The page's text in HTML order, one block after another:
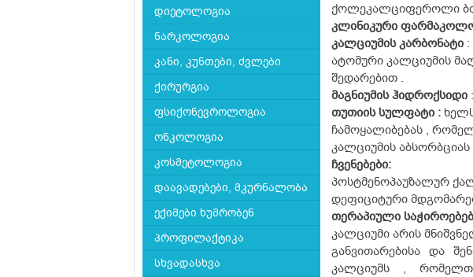
დიეტოლოგია
ნარკოლოგია
კანი, კუნთები, ძვლები
ქირურგია
ფსიქონევროლოგია
ონკოლოგია
კოსმეტოლოგია
დაავადებები, მკურნალობა
ექიმები ხუმრობენ
პროფილაქტიკა
სხვადასხვა
კლინიკური
კალციუმისკარბონატი
ატომური კალციუმის
შედარებით .
მაგნიუმისჰიდროქსიდი
თუთიის სულფატი :
ჩამოყალიბებას ,
კალციუმის
ჩვენებები:
პოსტმენოპაუზალურ
დეფიციტური
თერაპიული
კალციუმი არის
განვითარებისა და
კალციუმს ,